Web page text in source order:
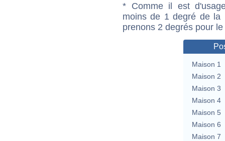
* Comme il est
moins de 1 degré de la
prenons 2 degrés pour
Maison 1
Maison 2
Maison 3
Maison 4
Maison 5
Maison 6
Maison 7